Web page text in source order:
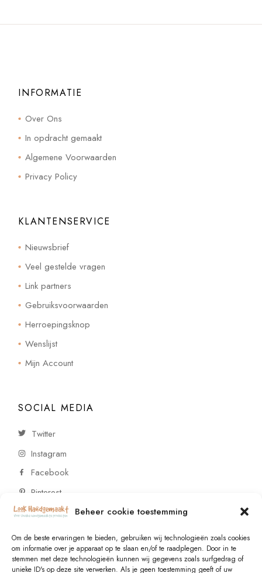
Beheer cookie toestemming
Om de beste ervaringen te bieden, gebruiken wij technologieën zoals cookies
om informatie over je apparaat op te slaan en/of te raadplegen. Door in te
stemmen met deze technologieën kunnen wij gegevens zoals surfgedrag of
unieke ID's op deze site verwerken. Als je geen toestemming geeft of uw
INFORMATIE
Over Ons
In opdracht gemaakt
Algemene Voorwaarden
Privacy Policy
KLANTENSERVICE
Nieuwsbrief
Veel gestelde vragen
Link partners
Gebruiksvoorwaarden
Herroepingsknop
Wenslijst
Mijn Account
SOCIAL MEDIA
Twitter
Instagram
Facebook
Pinterest
CONTACT
Vragen of wensen? Neem contact op!